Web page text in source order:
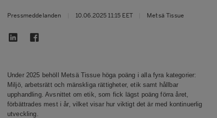
Pressmeddelanden 10.06.2025 11:15 EET Metsä Tissue
Under 2025 behöll Metsä Tissue höga poäng i alla fyra kategorier:
Miljö, arbetsrätt och mänskliga rättigheter, etik samt hållbar
upphandling. Avsnittet om etik, som fick lägst poäng förra året,
förbättrades mest i år, vilket visar hur viktigt det är med kontinuerlig
utveckling.